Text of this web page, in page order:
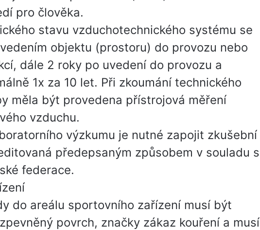
pro člověka.
stavu vzduchotechnického systému se
objektu (prostoru) do provozu nebo
dále 2 roky po uvedení do provozu a
1x za 10 let. Při zkoumání technického
měla být provedena přístrojová měření
vzduchu.
výzkumu je nutné zapojit zkušební
předepsaným způsobem v souladu s
federace.
do areálu sportovního zařízení musí být
povrch, značky zákaz kouření a musí